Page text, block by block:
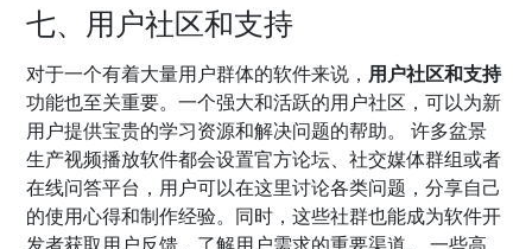
七、用户社区和支持
对于一个有着大量用户群体的软件来说， 用户社区和支持
功能也至关重要。一个强大和活跃的用户社区，可以为新
用户提供宝贵的学习资源和解决问题的帮助。 许多盆景
生产视频播放软件都会设置官方论坛、社交媒体群组或者
在线问答平台，用户可以在这里讨论各类问题，分享自己
的使用心得和制作经验。同时，这些社群也能成为软件开